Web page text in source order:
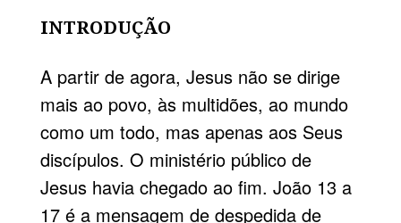
INTRODUÇÃO
A partir de agora, Jesus não se dirige
mais ao povo, às multidões, ao mundo
como um todo, mas apenas aos Seus
discípulos. O ministério público de
Jesus havia chegado ao fim. João 13 a
17 é a mensagem de despedida de